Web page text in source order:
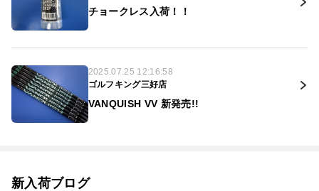
チョークレス入荷！！
2025.07.25 12:16:58
ゴルフキング三好店
VANQUISH VV 新発売!!
新入荷ブログ